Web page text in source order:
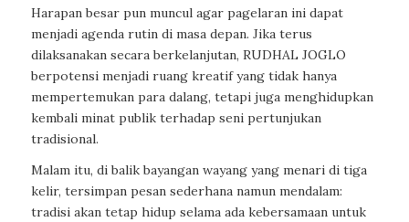
Harapan besar pun muncul agar pagelaran ini dapat
menjadi agenda rutin di masa depan. Jika terus
dilaksanakan secara berkelanjutan, RUDHAL JOGLO
berpotensi menjadi ruang kreatif yang tidak hanya
mempertemukan para dalang, tetapi juga menghidupkan
kembali minat publik terhadap seni pertunjukan
tradisional.
Malam itu, di balik bayangan wayang yang menari di tiga
kelir, tersimpan pesan sederhana namun mendalam:
tradisi akan tetap hidup selama ada kebersamaan untuk